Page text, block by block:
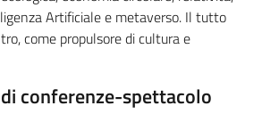
Artificiale e metaverso. Il tutto
come propulsore di cultura e
conferenze-spettacolo